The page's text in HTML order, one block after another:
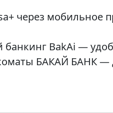
через мобильное
BakAi —
БАКАЙ БАНК